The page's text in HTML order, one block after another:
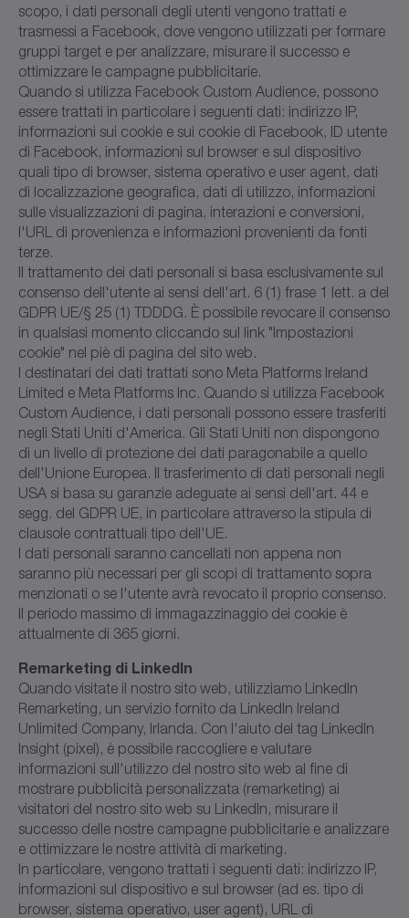
scopo, i dati personali degli utenti vengono trattati e
trasmessi a Facebook, dove vengono utilizzati per formare
gruppi target e per analizzare, misurare il successo e
ottimizzare le campagne pubblicitarie.
Quando si utilizza Facebook Custom Audience, possono
essere trattati in particolare i seguenti dati: indirizzo IP,
informazioni sui cookie e sui cookie di Facebook, ID utente
di Facebook, informazioni sul browser e sul dispositivo
quali tipo di browser, sistema operativo e user agent, dati
di localizzazione geografica, dati di utilizzo, informazioni
sulle visualizzazioni di pagina, interazioni e conversioni,
l'URL di provenienza e informazioni provenienti da fonti
terze.
Il trattamento dei dati personali si basa esclusivamente sul
consenso dell'utente ai sensi dell'art. 6 (1) frase 1 lett. a del
GDPR UE/§ 25 (1) TDDDG. È possibile revocare il consenso
in qualsiasi momento cliccando sul link "Impostazioni
cookie" nel piè di pagina del sito web.
I destinatari dei dati trattati sono Meta Platforms Ireland
Limited e Meta Platforms Inc. Quando si utilizza Facebook
Custom Audience, i dati personali possono essere trasferiti
negli Stati Uniti d'America. Gli Stati Uniti non dispongono
di un livello di protezione dei dati paragonabile a quello
dell'Unione Europea. Il trasferimento di dati personali negli
USA si basa su garanzie adeguate ai sensi dell'art. 44 e
segg. del GDPR UE, in particolare attraverso la stipula di
clausole contrattuali tipo dell'UE.
I dati personali saranno cancellati non appena non
saranno più necessari per gli scopi di trattamento sopra
menzionati o se l'utente avrà revocato il proprio consenso.
Il periodo massimo di immagazzinaggio dei cookie è
attualmente di 365 giorni.
Remarketing di LinkedIn
Quando visitate il nostro sito web, utilizziamo LinkedIn
Remarketing, un servizio fornito da LinkedIn Ireland
Unlimited Company, Irlanda. Con l'aiuto del tag LinkedIn
Insight (pixel), è possibile raccogliere e valutare
informazioni sull'utilizzo del nostro sito web al fine di
mostrare pubblicità personalizzata (remarketing) ai
visitatori del nostro sito web su LinkedIn, misurare il
successo delle nostre campagne pubblicitarie e analizzare
e ottimizzare le nostre attività di marketing.
In particolare, vengono trattati i seguenti dati: indirizzo IP,
informazioni sul dispositivo e sul browser (ad es. tipo di
browser, sistema operativo, user agent), URL di